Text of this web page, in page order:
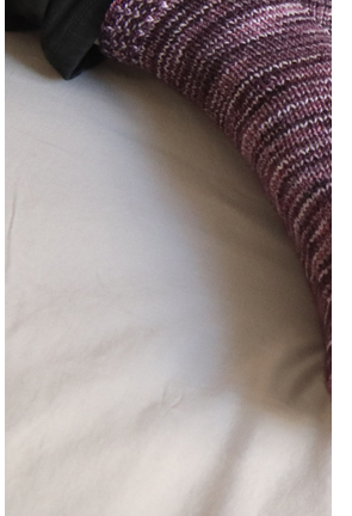
{Tricot} Le défi 2026
: Je tricote mes
socquettes
C’est la 4ème année
j’organise un défi de…